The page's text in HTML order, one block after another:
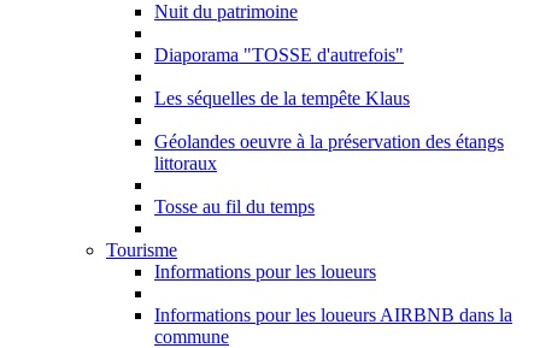
Nuit du patrimoine
Diaporama "TOSSE d'autrefois"
Les séquelles de la tempête Klaus
Géolandes oeuvre à la préservation des étangs
littoraux
Tosse au fil du temps
Tourisme
Informations pour les loueurs
Informations pour les loueurs AIRBNB dans la
commune